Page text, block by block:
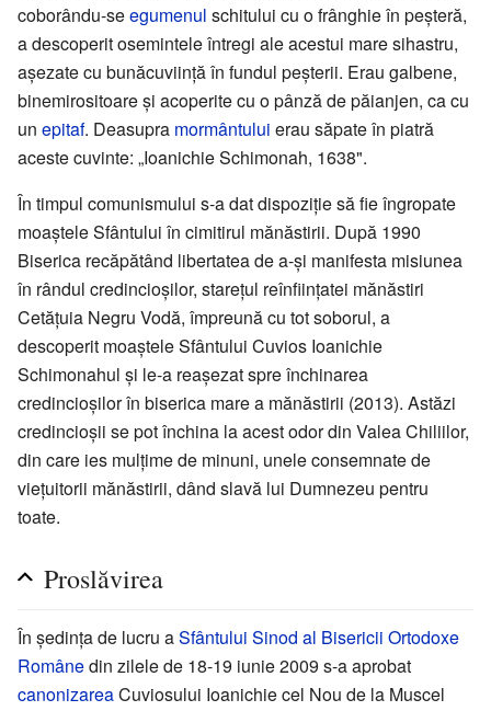
coborându-seegumenul schitului cu o frânghie în peșteră,
a descoperit osemintele întregi ale acestui mare sihastru,
așezate cu bunăcuviință în fundul peșterii. Erau galbene,
binemirositoare și acoperite cu o pânză de păianjen, ca cu
un epitaf. Deasupra mormântului erau săpate în piatră
aceste cuvinte: „Ioanichie Schimonah, 1638".
În timpul comunismului s-a dat dispoziție să fie îngropate
moaștele Sfântului în cimitirul mănăstirii. După 1990
Biserica recăpătând libertatea de a-și manifesta misiunea
în rândul credincioșilor, starețul reînființatei mănăstiri
Cetățuia Negru Vodă, împreună cu tot soborul, a
descoperit moaștele Sfântului Cuvios Ioanichie
Schimonahul și le-a reașezat spre închinarea
credincioșilor în biserica mare a mănăstirii (2013). Astăzi
credincioșii se pot închina la acest odor din Valea Chiliilor,
din care ies mulțime de minuni, unele consemnate de
viețuitorii mănăstirii, dând slavă lui Dumnezeu pentru
toate.
Proslăvirea
În ședința de lucru aSfântului Sinod al Bisericii Ortodoxe
Românedin zilele de 18-19 iunie 2009 s-a aprobat
canonizareaCuviosului Ioanichie cel Nou de la Muscel